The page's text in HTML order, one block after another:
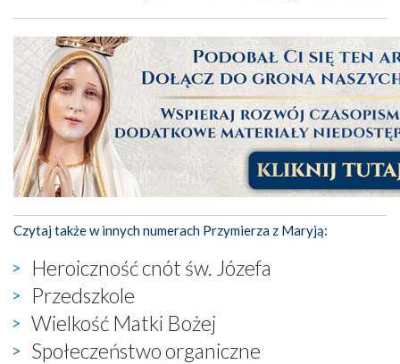
Czytaj także w innych numerach Przymierza z Maryją:
Heroiczność cnót św. Józefa
Przedszkole
Wielkość Matki Bożej
Społeczeństwo organiczne